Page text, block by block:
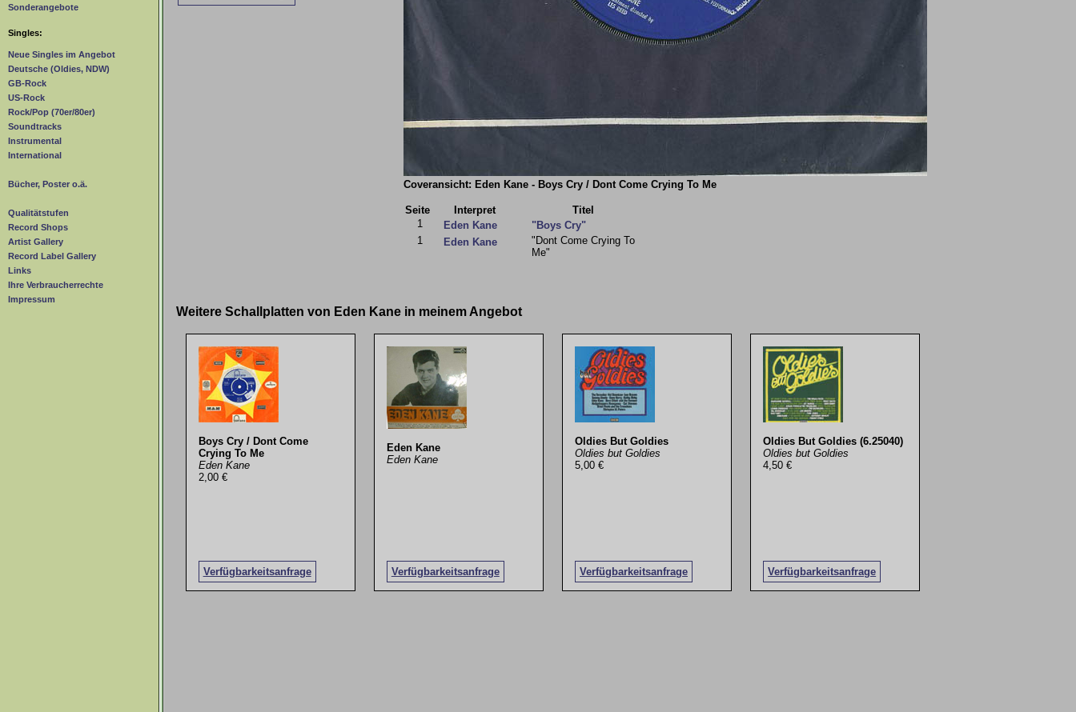
Sonderangebote
Singles:
Neue Singles im Angebot
Deutsche (Oldies, NDW)
GB-Rock
US-Rock
Rock/Pop (70er/80er)
Soundtracks
Instrumental
International
Bücher, Poster o.ä.
Qualitätstufen
Record Shops
Artist Gallery
Record Label Gallery
Links
Ihre Verbraucherrechte
Impressum
Coveransicht: Eden Kane - Boys Cry / Dont Come Crying To Me
Seite Interpret
Titel
1
Eden Kane
"Boys Cry"
1
Eden Kane
"Dont Come Crying To
Me"
Weitere Schallplatten von Eden Kane in meinem Angebot
Boys Cry / Dont Come
Crying To Me
Eden Kane
2,00 €
Verfügbarkeitsanfrage
Eden Kane
Eden Kane
Verfügbarkeitsanfrage
Oldies But Goldies
Oldies but Goldies
5,00 €
Verfügbarkeitsanfrage
Oldies But Goldies (6.25040)
Oldies but Goldies
4,50 €
Verfügbarkeitsanfrage